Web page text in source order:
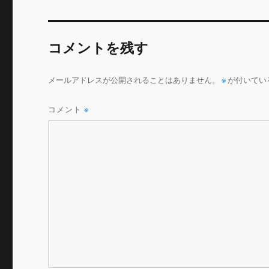
b
k
r
コメントを残す
メールアドレスが公開されることはありません。 ※ が付いて
コメント※